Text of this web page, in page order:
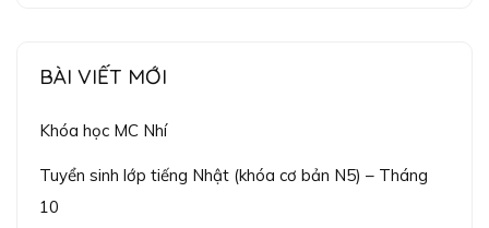
BÀI VIẾT MỚI
Khóa học MC Nhí
Tuyển sinh lớp tiếng Nhật (khóa cơ bản N5) – Tháng
10